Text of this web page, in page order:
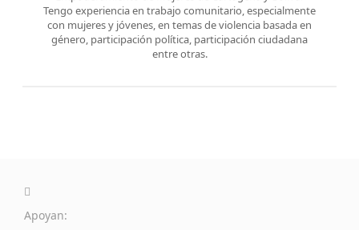
Tengo experiencia en trabajo comunitario, especialmente
con mujeres y jóvenes, en temas de violencia basada en
género, participación política, participación ciudadana
entre otras.
Apoyan: